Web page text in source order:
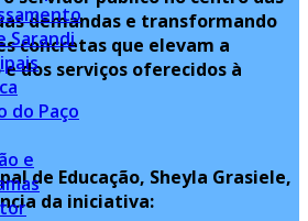
Sarandi
do Paço
e
demandas e transformando
concretas que elevam a
dos serviços oferecidos à
de Educação, Sheyla Grasiele,
da iniciativa: